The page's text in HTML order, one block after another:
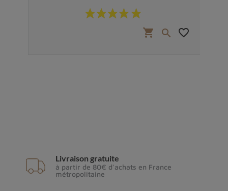
Prix
shopping_cart  favorite_border
Livraison gratuite
à partir de 80€ d'achats en France
métropolitaine